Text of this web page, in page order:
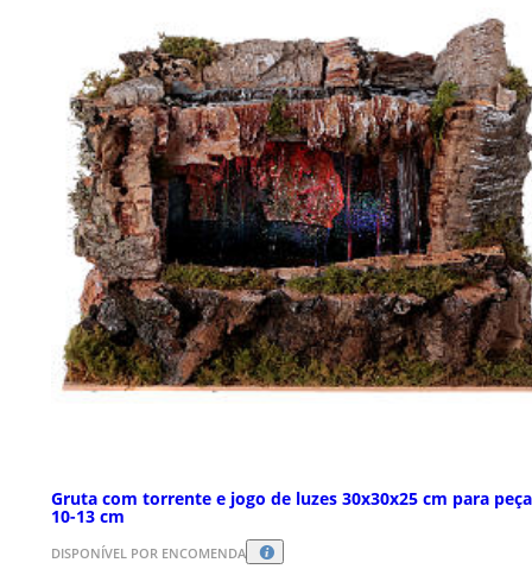
Gruta com torrente e jogo de luzes 30x30x25 cm para
10-13 cm
DISPONÍVEL POR ENCOMENDA